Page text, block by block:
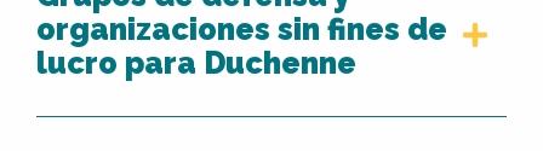
organizaciones sin fines de
lucro para Duchenne